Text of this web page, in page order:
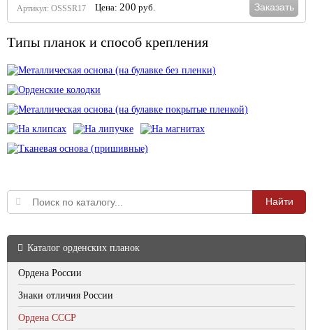
Артикул: OSSSR17 Цена: 200 руб. Заказать
Типы планок и способ крепления
Каталог орденских планок
Ордена России
Знаки отличия России
Ордена СССР